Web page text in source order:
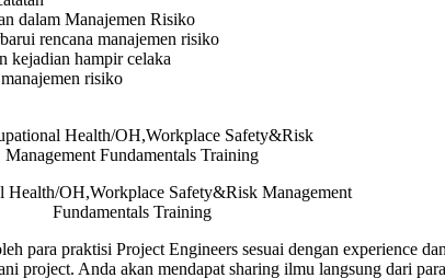
dalam Manajemen Risiko
rencana manajemen risiko
kejadian hampir celaka
risiko
Health/OH,Workplace Safety&Risk Management
Fundamentals Training
para praktisi Project Engineers sesuai dengan experience
project. Anda akan mendapat sharing ilmu langsung dari